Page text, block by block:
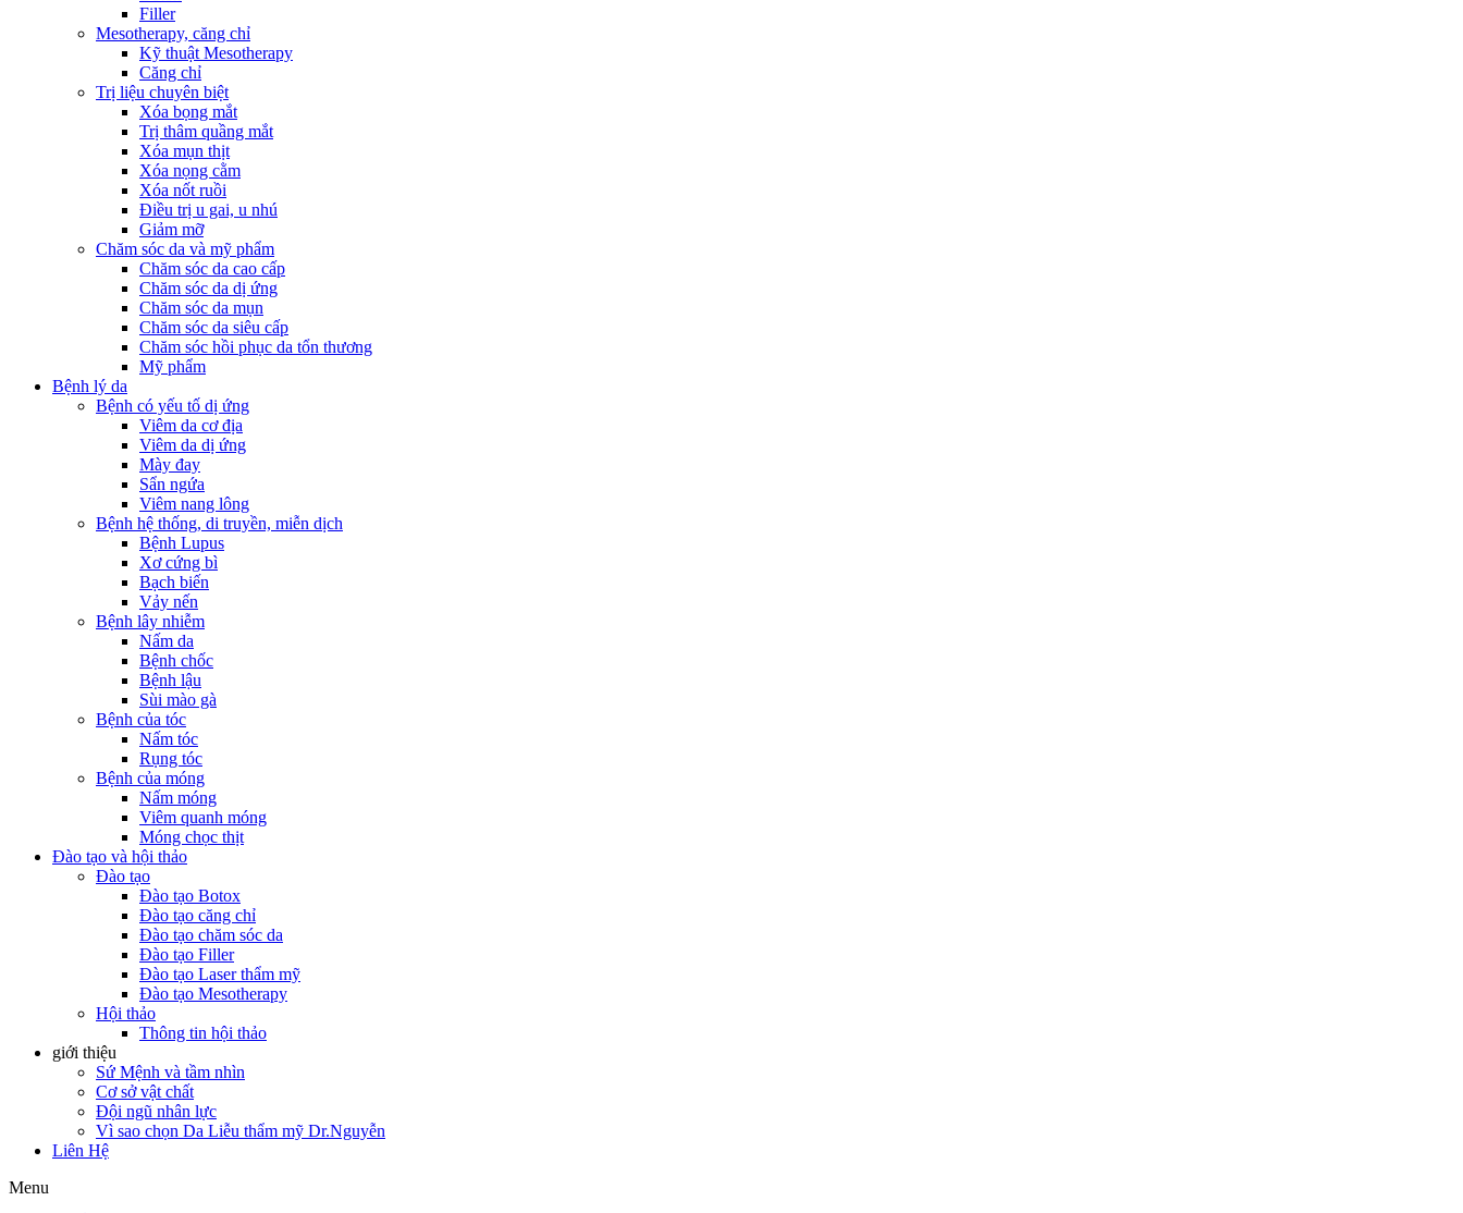
Filler
Mesotherapy, căng chỉ
Kỹ thuật Mesotherapy
Căng chỉ
Trị liệu chuyên biệt
Xóa bọng mắt
Trị thâm quầng mắt
Xóa mụn thịt
Xóa nọng cằm
Xóa nốt ruồi
Điều trị u gai, u nhú
Giảm mỡ
Chăm sóc da và mỹ phẩm
Chăm sóc da cao cấp
Chăm sóc da dị ứng
Chăm sóc da mụn
Chăm sóc da siêu cấp
Chăm sóc hồi phục da tổn thương
Mỹ phẩm
Bệnh lý da
Bệnh có yếu tố dị ứng
Viêm da cơ địa
Viêm da dị ứng
Mày đay
Sẩn ngứa
Viêm nang lông
Bệnh hệ thống, di truyền, miễn dịch
Bệnh Lupus
Xơ cứng bì
Bạch biến
Vảy nến
Bệnh lây nhiễm
Nấm da
Bệnh chốc
Bệnh lậu
Sùi mào gà
Bệnh của tóc
Nấm tóc
Rụng tóc
Bệnh của móng
Nấm móng
Viêm quanh móng
Móng chọc thịt
Đào tạo và hội thảo
Đào tạo
Đào tạo Botox
Đào tạo căng chỉ
Đào tạo chăm sóc da
Đào tạo Filler
Đào tạo Laser thẩm mỹ
Đào tạo Mesotherapy
Hội thảo
Thông tin hội thảo
giới thiệu
Sứ Mệnh và tầm nhìn
Cơ sở vật chất
Đội ngũ nhân lực
Vì sao chọn Da Liễu thẩm mỹ Dr.Nguyễn
Liên Hệ
Menu